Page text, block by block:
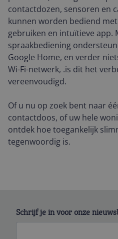
contactdozen, sensoren en
kunnen worden bediend
gebruiken en intuïtieve app.
spraakbediening
Google Home, en verder
Wi-Fi-netwerk, .is dit het
vereenvoudigd.
Of u nu op zoek bent naar
contactdoos, of uw hele
ontdek hoe toegankelijk
tegenwoordig is.
Schrijf je in voor onze